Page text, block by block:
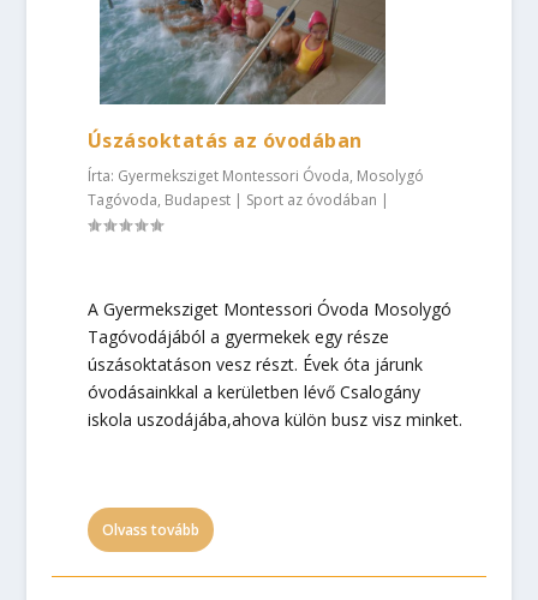
Úszásoktatás az óvodában
Írta: Gyermeksziget Montessori Óvoda, Mosolygó
Tagóvoda, Budapest| Sport az óvodában |
A Gyermeksziget Montessori Óvoda Mosolygó
Tagóvodájából a gyermekek egy része
úszásoktatáson vesz részt. Évek óta járunk
óvodásainkkal a kerületben lévő Csalogány
iskola uszodájába,ahova külön busz visz minket.
Olvass tovább